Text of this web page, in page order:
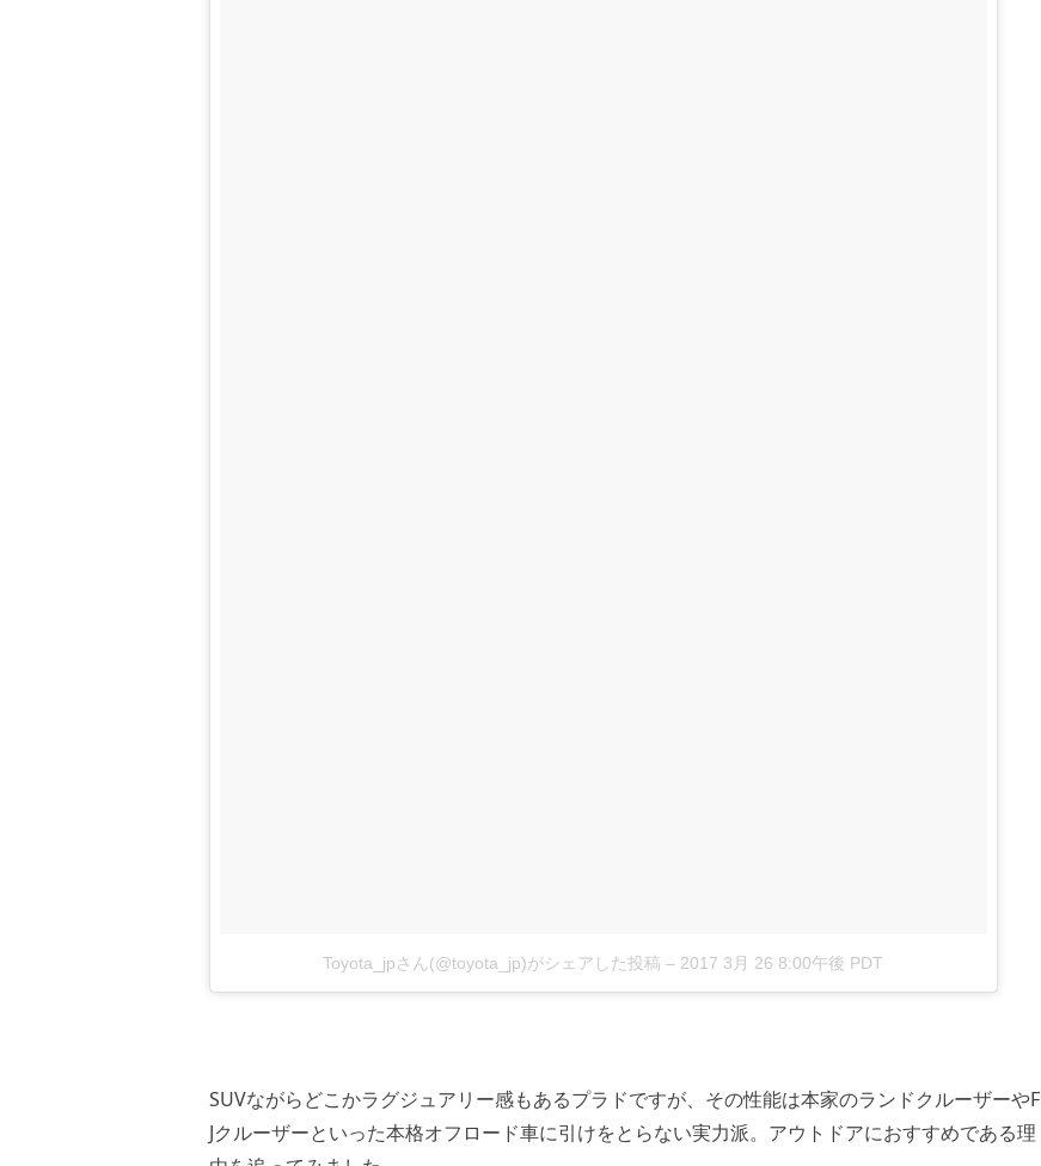
Toyota_jpさん(@toyota_jp)がシェアした投稿 – 2017 3月 26 8:00午後 PDT
SUVながらどこかラグジュアリー感もあるプラドですが、その性能は本家のランドクルーザーやF
Jクルーザーといった本格オフロード車に引けをとらない実力派。アウトドアにおすすめである理